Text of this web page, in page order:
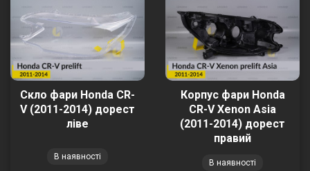
Скло фари Honda CR-
V (2011-2014) дорест
ліве
В наявності
Корпус фари Honda
CR-V Xenon Asia
(2011-2014) дорест
правий
В наявності